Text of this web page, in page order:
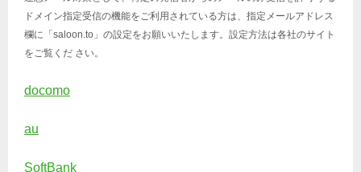
ドメイン指定受信の機能をご利用されている方は、指定メールアドレス
欄に「 saloon.to 」の設定をお願いいたします。設定方法は各社のサイト
をご覧くだ さい。
docomo
au
SoftBank